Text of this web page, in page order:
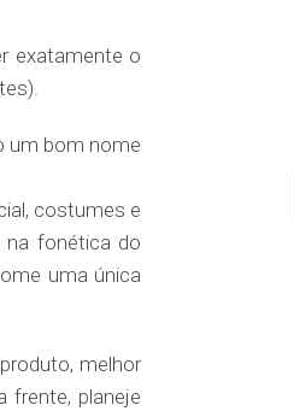
exatamente o
um bom nome
costumes e
na fonética do
uma única
melhor
frente, planeje